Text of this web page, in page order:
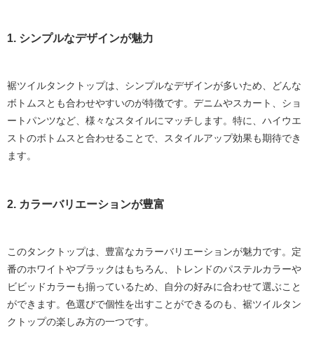
1. シンプルなデザインが魅力
裾ツイルタンクトップは、シンプルなデザインが多いため、どんな
ボトムスとも合わせやすいのが特徴です。デニムやスカート、ショ
ートパンツなど、様々なスタイルにマッチします。特に、ハイウエ
ストのボトムスと合わせることで、スタイルアップ効果も期待でき
ます。
2. カラーバリエーションが豊富
このタンクトップは、豊富なカラーバリエーションが魅力です。定
番のホワイトやブラックはもちろん、トレンドのパステルカラーや
ビビッドカラーも揃っているため、自分の好みに合わせて選ぶこと
ができます。色選びで個性を出すことができるのも、裾ツイルタン
クトップの楽しみ方の一つです。